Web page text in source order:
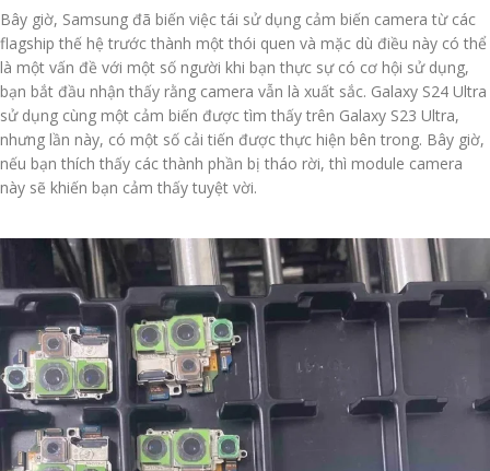
Bây giờ, Samsung đã biến việc tái sử dụng cảm biến camera từ các
flagship thế hệ trước thành một thói quen và mặc dù điều này có thể
là một vấn đề với một số người khi bạn thực sự có cơ hội sử dụng,
bạn bắt đầu nhận thấy rằng camera vẫn là xuất sắc. Galaxy S24 Ultra
sử dụng cùng một cảm biến được tìm thấy trên Galaxy S23 Ultra,
nhưng lần này, có một số cải tiến được thực hiện bên trong. Bây giờ,
nếu bạn thích thấy các thành phần bị tháo rời, thì module camera
này sẽ khiến bạn cảm thấy tuyệt vời.